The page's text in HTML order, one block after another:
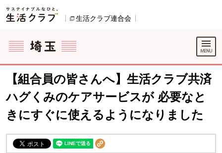
ページの先頭です。
生活クラブ連合会
ここからサイト内共通メニューです。
サイト内共通メニューをスキップする
サイト内共通メニューここまで。
【組合員の皆さんへ】生活クラブ共済
ハグくみのケアサービスが 必要なと
きにすぐに使えるようになりました